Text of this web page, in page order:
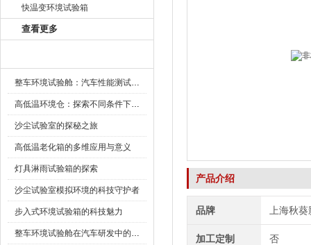
快温变环境试验箱
查看更多
整车环境试验舱：汽车性能测试的设备
高低温环境仓：探索不同条件下的科学奥秘
沙尘试验室的探秘之旅
高低温老化箱的多维应用与意义
灯具淋雨试验箱的探索
沙尘试验室模拟环境的科技守护者
步入式环境试验箱的科技魅力
整车环境试验舱在汽车研发中的作用
产品介绍
品牌 上海秋
加工定制 否